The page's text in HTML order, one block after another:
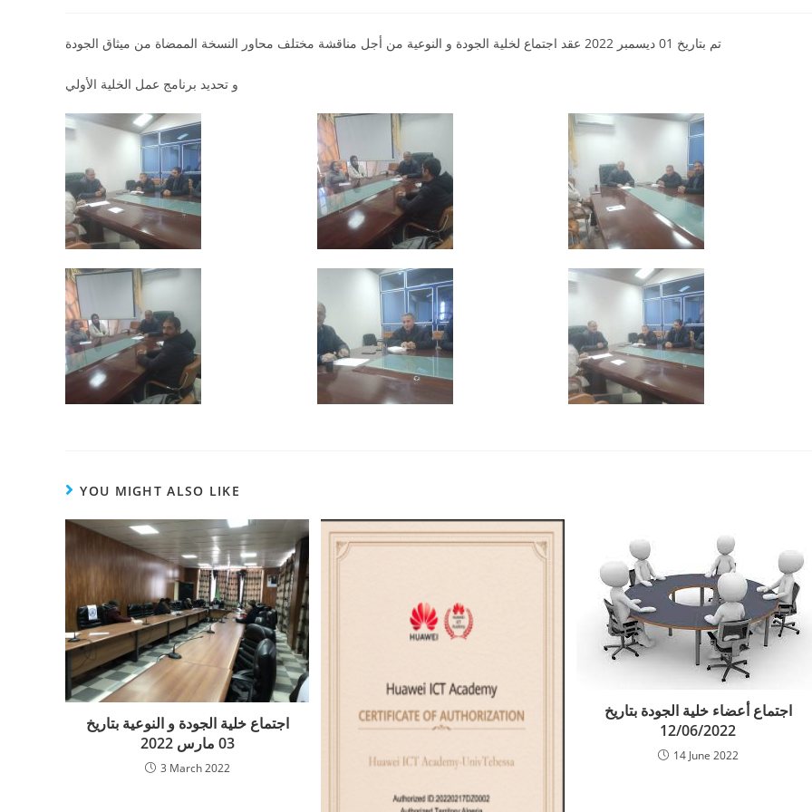
تم بتاريخ 01 ديسمبر 2022 عقد اجتماع لخلية الجودة و النوعية من أجل مناقشة مختلف محاور النسخة الممضاة من ميثاق الجودة
و تحديد برنامج عمل الخلية الأولي
YOU MIGHT ALSO LIKE
اجتماع خلية الجودة و النوعية بتاريخ
03 مارس 2022
3 March 2022
اجتماع أعضاء خلية الجودة بتاريخ
12/06/2022
14 June 2022